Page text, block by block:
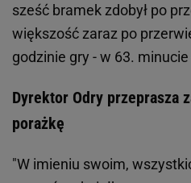
sześć bramek zdobył po
większość zaraz po
godzinie gry - w 63. minucie
Dyrektor Odry przeprasza
porażkę
"W imieniu swoim,